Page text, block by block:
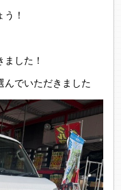
！
した！
んでいただきました